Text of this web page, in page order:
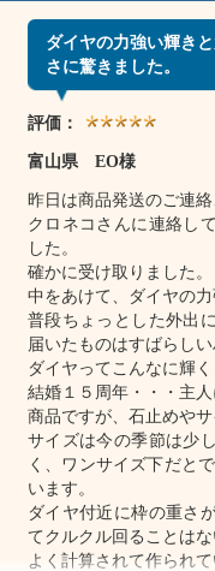
ダイヤの力強い輝き
さに驚きました。
評価：
富山県 EO様
昨日は商品発送のご連
クロネコさんに連絡し
した。
確かに受け取りました。
中をあけて、ダイヤの
普段ちょっとした外出
届いたものはすばらし
ダイヤってこんなに輝
結婚１５周年・・・主人
商品ですが、石止めや
サイズは今の季節は少
く、ワンサイズ下だと
います。
ダイヤ付近に枠の重さ
てクルクル回ることはな
よく計算されて作られ